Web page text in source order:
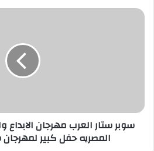
سوبر ستار العرب مهرجان الابداع
المصريه حفل كبير